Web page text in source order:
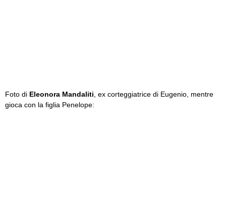
Foto di Eleonora Mandaliti , ex corteggiatrice di Eugenio, mentre
gioca con la figlia Penelope: